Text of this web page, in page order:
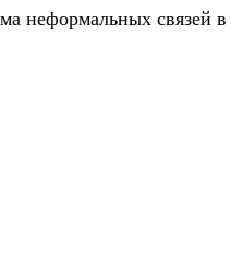
неформальных связей